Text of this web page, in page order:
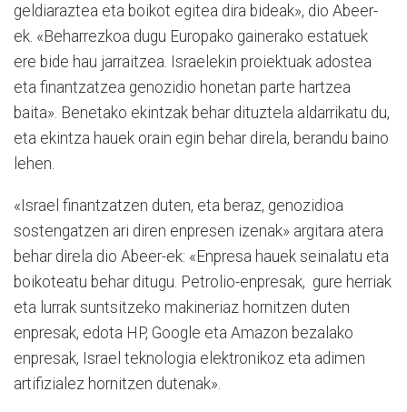
geldiaraztea eta boikot egitea dira bideak», dio Abeer-
ek. «Beharrezkoa dugu Europako gainerako estatuek
ere bide hau jarraitzea. Israelekin proiektuak adostea
eta finantzatzea genozidio honetan parte hartzea
baita». Benetako ekintzak behar dituztela aldarrikatu du,
eta ekintza hauek orain egin behar direla, berandu baino
lehen.
«Israel finantzatzen duten, eta beraz, genozidioa
sostengatzen ari diren enpresen izenak» argitara atera
behar direla dio Abeer-ek: «Enpresa hauek seinalatu eta
boikoteatu behar ditugu. Petrolio-enpresak, gure herriak
eta lurrak suntsitzeko makineriaz hornitzen duten
enpresak, edota HP, Google eta Amazon bezalako
enpresak, Israel teknologia elektronikoz eta adimen
artifizialez hornitzen dutenak».